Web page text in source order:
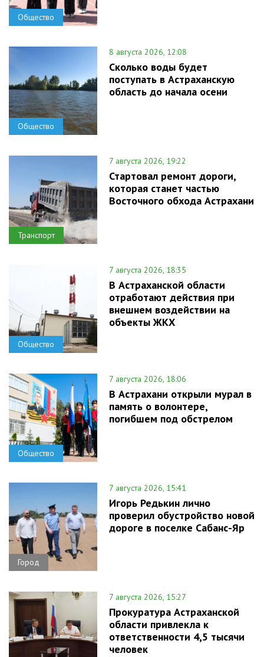
Общество
Общество
8 августа 2026, 12:08
Сколько воды будет
поступать в Астраханскую
область до начала осени
Транспорт
7 августа 2026, 19:22
Стартовал ремонт дороги,
которая станет частью
Восточного обхода Астрахани
Общество
7 августа 2026, 18:35
В Астраханской области
отработают действия при
внешнем воздействии на
объекты ЖКХ
Общество
7 августа 2026, 18:06
В Астрахани открыли мурал в
память о волонтере,
погибшем под обстрелом
Город
7 августа 2026, 15:41
Игорь Редькин лично
проверил обустройство новой
дороге в поселке Сабанс-Яр
7 августа 2026, 15:27
Прокуратура Астраханской
области привлекла к
ответственности 4,5 тысячи
человек